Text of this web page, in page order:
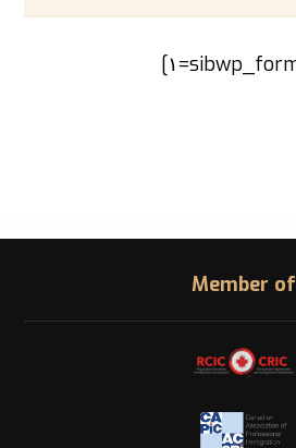
Member of